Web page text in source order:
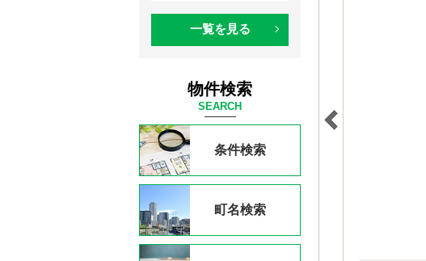
一覧を見る
物件検索
SEARCH
条件検索
町名検索